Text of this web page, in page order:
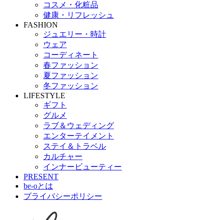
コスメ・化粧品
健康・リフレッシュ
FASHION
ジュエリー・時計
ウェア
コーディネート
春ファッション
夏ファッション
冬ファッション
LIFESTYLE
ギフト
グルメ
ラブ＆ウェディング
エンターテイメント
ステイ＆トラベル
カルチャー
インナービューティー
PRESENT
be-oとは
プライバシーポリシー